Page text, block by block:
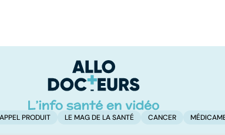
PRODUIT LE MAG DE LA SANTÉ CANCER